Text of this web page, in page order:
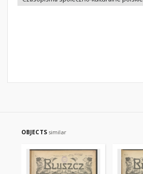
OBJECTS similar